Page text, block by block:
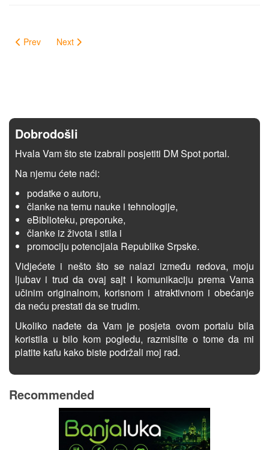
Prev Next
Dobrodošli
Hvala Vam što ste izabrali posjetiti DM Spot portal.
Na njemu ćete naći:
podatke o autoru,
članke na temu nauke i tehnologije,
eBiblioteku, preporuke,
članke iz života i stila i
promociju potencijala Republike Srpske.
Vidjećete i nešto što se nalazi između redova, moju
ljubav i trud da ovaj sajt i komunikaciju prema Vama
učinim originalnom, korisnom i atraktivnom i obećanje
da neću prestati da se trudim.
Ukoliko nađete da Vam je posjeta ovom portalu bila
koristila u bilo kom pogledu, razmislite o tome da mi
platite kafu kako biste podržali moj rad.
Recommended